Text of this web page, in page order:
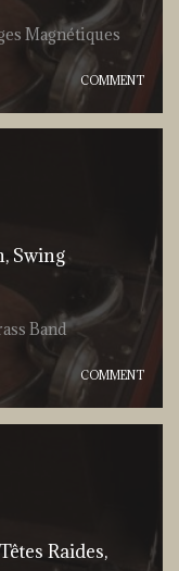
Magnétiques
COMMENT
Swing
Band
COMMENT
Raides,